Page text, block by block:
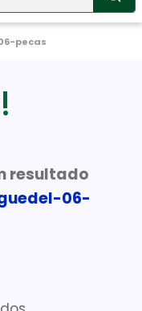
pecas
resultado
06-